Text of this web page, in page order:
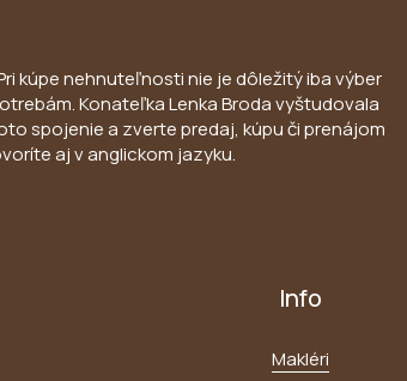
kúpe nehnuteľnosti nie je dôležitý iba výber
Konateľka Lenka Broda vyštudovala
spojenie a zverte predaj, kúpu či prenájom
aj v anglickom jazyku.
Info
Makléri